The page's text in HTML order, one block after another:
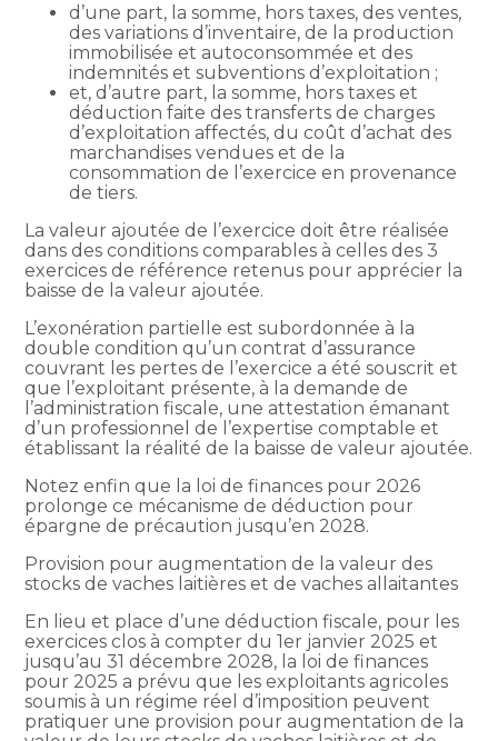
d’une part, la somme, hors taxes, des ventes,
des variations d’inventaire, de la production
immobilisée et autoconsommée et des
indemnités et subventions d’exploitation ;
et, d’autre part, la somme, hors taxes et
déduction faite des transferts de charges
d’exploitation affectés, du coût d’achat des
marchandises vendues et de la
consommation de l’exercice en provenance
de tiers.
La valeur ajoutée de l’exercice doit être réalisée
dans des conditions comparables à celles des 3
exercices de référence retenus pour apprécier la
baisse de la valeur ajoutée.
L’exonération partielle est subordonnée à la
double condition qu’un contrat d’assurance
couvrant les pertes de l’exercice a été souscrit et
que l’exploitant présente, à la demande de
l’administration fiscale, une attestation émanant
d’un professionnel de l’expertise comptable et
établissant la réalité de la baisse de valeur ajoutée.
Notez enfin que la loi de finances pour 2026
prolonge ce mécanisme de déduction pour
épargne de précaution jusqu’en 2028.
Provision pour augmentation de la valeur des
stocks de vaches laitières et de vaches allaitantes
En lieu et place d’une déduction fiscale, pour les
exercices clos à compter du 1er janvier 2025 et
jusqu’au 31 décembre 2028, la loi de finances
pour 2025 a prévu que les exploitants agricoles
soumis à un régime réel d’imposition peuvent
pratiquer une provision pour augmentation de la